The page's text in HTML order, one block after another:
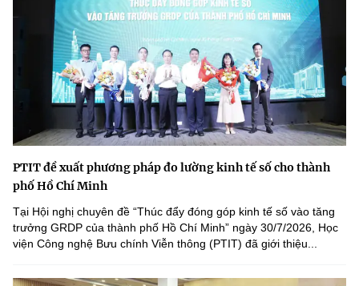
PTIT đề xuất phương pháp đo lường kinh tế số cho thành
phố Hồ Chí Minh
Tại Hội nghị chuyên đề “Thúc đẩy đóng góp kinh tế số vào tăng
trưởng GRDP của thành phố Hồ Chí Minh” ngày 30/7/2026, Học
viện Công nghệ Bưu chính Viễn thông (PTIT) đã giới thiệu...